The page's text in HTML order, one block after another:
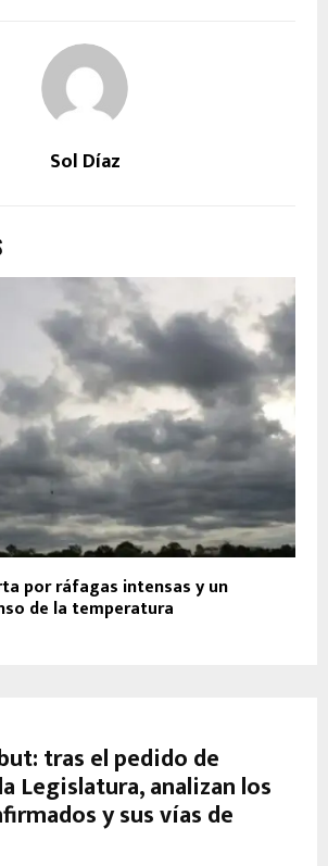
Sol Díaz
por ráfagas intensas y un
de la temperatura
tras el pedido de
Legislatura, analizan los
y sus vías de